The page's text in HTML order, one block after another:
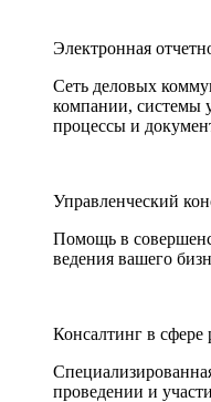
Электронная
Сеть деловых
компании, системы
процессы и
Управленческий
Помощь в
ведения вашего
Консалтинг в сфере
проведении и